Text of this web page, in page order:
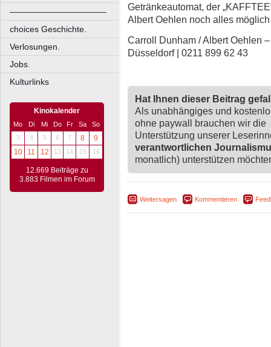
––––––––––––––––––––
choices Geschichte.
Verlosungen.
Jobs.
Kulturlinks
Kinokalender
Mo Di Mi Do Fr Sa
So
3
4 5 6 7 8
9
10
11 12 13 14 15 16
12.669 Beiträge zu
3.883 Filmen im Forum
Getränkeautomat, der
Albert Oehlen noch alles
Carroll Dunham / Albert Oehlen
Düsseldorf | 0211 899 62 43
Hat Ihnen dieser Beitrag
Als unabhängiges und
ohne paywall brauchen wir die
Unterstützung unserer
verantwortlichen
monatlich) unterstützen
Weitersagen Kommentieren